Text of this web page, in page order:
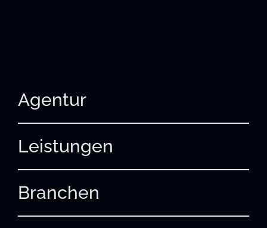
Agentur
Leistungen
Branchen